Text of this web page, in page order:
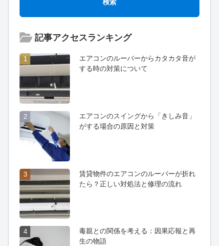
記事アクセスランキング
1
エアコンのルーバーからカタカタ音が
する時の対策について
2
エアコンのスイングから「きしみ音」
がする場合の原因と対策
3
賃貸物件のエアコンのルーバーが折れ
たら？正しい対処法と修理の流れ
4
毒親との関係を考える：因果応報と再
生の物語